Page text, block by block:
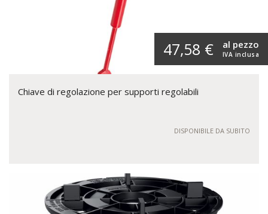
47,58 € IVA inclusa
al pezzo
Chiave di regolazione per supporti regolabili
DISPONIBILE DA SUBITO